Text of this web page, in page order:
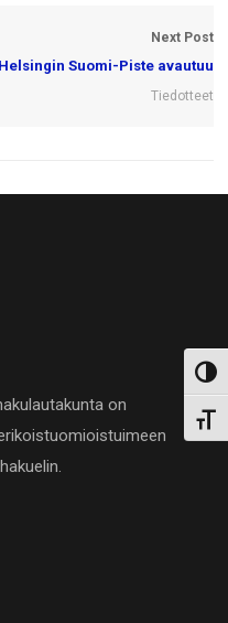
Next Post
Helsingin Suomi-Piste avautuu
Tiedotteet
on